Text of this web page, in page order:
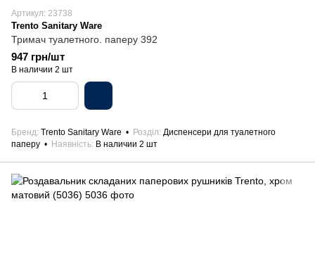
Артикул: 23738
Trento Sanitary Ware
Тримач туалетного. паперу 392
947 грн/шт
В наличии 2 шт
Бренд Trento Sanitary Ware Розділ Диспенсери для туалетного
паперу
Наявність В наличии 2 шт